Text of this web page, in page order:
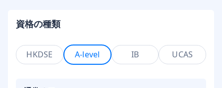
資格の種類
HKDSE A-level IB UCAS